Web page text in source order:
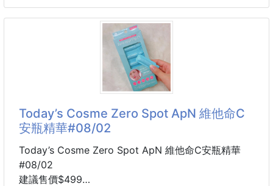
但這瓶完全不是那種濃豔玫瑰！
韓國 ROERANCE「My Rose柔霧玫瑰香」，
靈感就像剛洗完澡、換上乾淨睡衣，
✘ 粉底越上越厚，毛孔凹凸反而像月球表面一樣明顯...
✘ 才剛出門沒多久，底妝就開始粒粒分明、浮在臉上鬧
別再怪你的粉底液了！你只是少了一瓶
✨ 3大底妝神蹟，讓你體驗什麼叫「換一張臉」：
毛孔隱形術： 清爽凝膠質地，一抹化開變成透明光膜
瞬間填平凹凸毛孔，粗糙肌一秒變滑嫩豆腐肌！
Today’s Cosme Zero Spot ApN 維他命C
安瓶精華#08/02
Today’s Cosme Zero Spot ApN 維他命C安瓶精華
#08/02
建議售價$499